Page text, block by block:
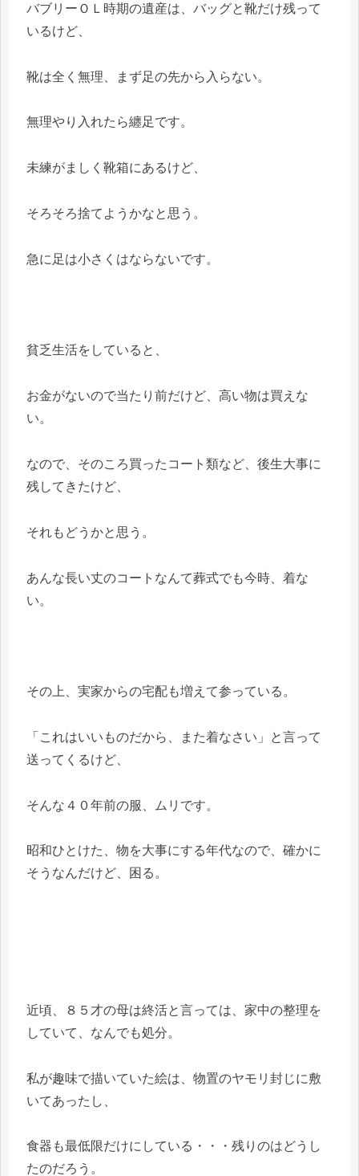
バブリーＯＬ時期の遺産は、バッグと靴だけ残って
いるけど、
靴は全く無理、まず足の先から入らない。
無理やり入れたら纏足です。
未練がましく靴箱にあるけど、
そろそろ捨てようかなと思う。
急に足は小さくはならないです。
貧乏生活をしていると、
お金がないので当たり前だけど、高い物は買えな
い。
なので、そのころ買ったコート類など、後生大事に
残してきたけど、
それもどうかと思う。
あんな長い丈のコートなんて葬式でも今時、着な
い。
その上、実家からの宅配も増えて参っている。
「これはいいものだから、また着なさい」と言って
送ってくるけど、
そんな４０年前の服、ムリです。
昭和ひとけた、物を大事にする年代なので、確かに
そうなんだけど、困る。
近頃、８５才の母は終活と言っては、家中の整理を
していて、なんでも処分。
私が趣味で描いていた絵は、物置のヤモリ封じに敷
いてあったし、
食器も最低限だけにしている・・・残りのはどうし
たのだろう。